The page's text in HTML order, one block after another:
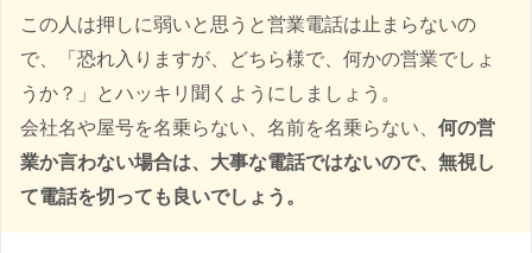
この人は押しに弱いと思うと営業電話は止まらないの
で、「恐れ入りますが、どちら様で、何かの営業でしょ
うか？」とハッキリ聞くようにしましょう。
会社名や屋号を名乗らない、名前を名乗らない、 何の営
業か言わない場合は、大事な電話ではないので、無視し
て電話を切っても良いでしょう。